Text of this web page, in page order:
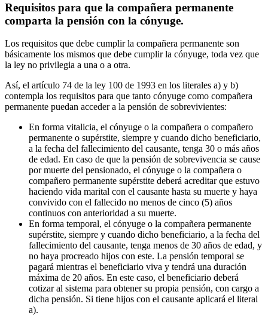
Requisitos para que la compañera permanente
comparta la pensión con la cónyuge.
Los requisitos que debe cumplir la compañera permanente son
básicamente los mismos que debe cumplir la cónyuge, toda vez que
la ley no privilegia a una o a otra.
Así, el artículo 74 de la ley 100 de 1993 en los literales a) y b)
contempla los requisitos para que tanto cónyuge como compañera
permanente puedan acceder a la pensión de sobrevivientes:
En forma vitalicia, el cónyuge o la compañera o compañero
permanente o supérstite, siempre y cuando dicho beneficiario,
a la fecha del fallecimiento del causante, tenga 30 o más años
de edad. En caso de que la pensión de sobrevivencia se cause
por muerte del pensionado, el cónyuge o la compañera o
compañero permanente supérstite deberá acreditar que estuvo
haciendo vida marital con el causante hasta su muerte y haya
convivido con el fallecido no menos de cinco (5) años
continuos con anterioridad a su muerte.
En forma temporal, el cónyuge o la compañera permanente
supérstite, siempre y cuando dicho beneficiario, a la fecha del
fallecimiento del causante, tenga menos de 30 años de edad, y
no haya procreado hijos con este. La pensión temporal se
pagará mientras el beneficiario viva y tendrá una duración
máxima de 20 años. En este caso, el beneficiario deberá
cotizar al sistema para obtener su propia pensión, con cargo a
dicha pensión. Si tiene hijos con el causante aplicará el literal
a).